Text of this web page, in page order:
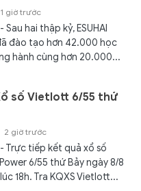
1 giờ trước
Sau hai thập kỷ, ESUHAI
đào tạo hơn 42.000 học
hành cùng hơn 20.000...
số Vietlott 6/55 thứ
2 giờ trước
Trực tiếp kết quả xổ số
6/55 thứ Bảy ngày 8/8
18h. Tra KQXS Vietlott...